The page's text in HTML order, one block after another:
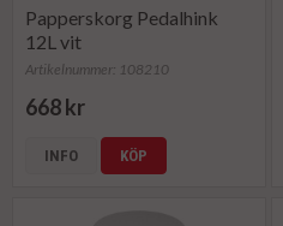
Papperskorg Pedalhink
12L vit
Artikelnummer: 108210
668 kr
INFO KÖP